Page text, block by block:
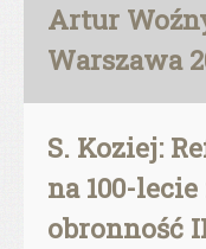
Artur
Warszawa
S. Koziej:
na 100-
obronność